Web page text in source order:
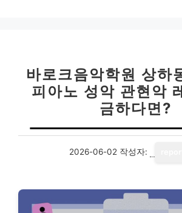
바로크음악학원 상하
피아노 성악 관현악
금하다면?
2026-06-02 작성자: